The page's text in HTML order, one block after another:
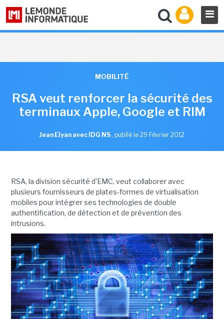
MOBILITÉ
RSA veut renforcer la sécurité des
terminaux Apple, Google et RIM
Jean Elyan avec IDG NS , publié le 29 Février 2012
RSA, la division sécurité d'EMC, veut collaborer avec
plusieurs fournisseurs de plates-formes de virtualisation
mobiles pour intégrer ses technologies de double
authentification, de détection et de prévention des
intrusions.